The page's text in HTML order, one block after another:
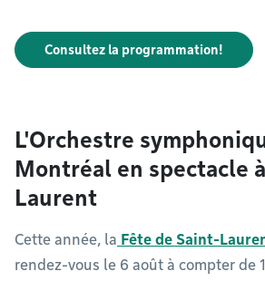
Consultez la programmation!
L'Orchestre
Montréal en spectacle
Laurent
Cette année, la Fête de Saint-
rendez-vous le 6 août à compter de